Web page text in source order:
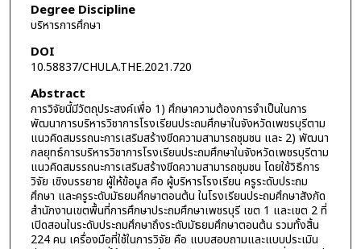
Degree Discipline
บริหารการศึกษา
DOI
10.58837/CHULA.THE.2021.720
Abstract
การวิจัยนี้มีวัตถุประสงค์เพื่อ 1) ศึกษาความต้องการจำเป็นในการ
พัฒนาการบริหารวิชาการโรงเรียนประถมศึกษาในจังหวัดเพชรบุรีตาม
แนวคิดสมรรถนะการเสริมสร้างขีดความสามารถชุมชน และ 2) พัฒนา
กลยุทธ์การบริหารวิชาการโรงเรียนประถมศึกษาในจังหวัดเพชรบุรีตาม
แนวคิดสมรรถนะการเสริมสร้างขีดความสามารถชุมชน โดยใช้วิธีการ
วิจัย เชิงบรรยาย ผู้ให้ข้อมูล คือ ผู้บริหารโรงเรียน ครูระดับประถม
ศึกษา และครูระดับมัธยมศึกษาตอนต้น ในโรงเรียนประถมศึกษาสังกัด
สำนักงานเขตพื้นที่การศึกษาประถมศึกษาเพชรบุรี เขต 1 และเขต 2 ที่
เปิดสอนในระดับประถมศึกษาถึงระดับมัธยมศึกษาตอนต้น รวมทั้งสิ้น
224 คน เครื่องมือที่ใช้ในการวิจัย คือ แบบสอบถามและแบบประเมิน